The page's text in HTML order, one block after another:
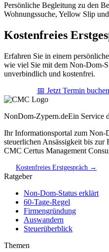
Persönliche Begleitung zu den
Wohnungssuche, Yellow Slip
Kostenfreies
Erfahren Sie in einem
wie viel Sie mit dem Non-Dom-
unverbindlich und kostenfrei.
📅 Jetzt Termin buchen
NonDom-Zypern.deEin Service
Ihr Informationsportal zum Non-
steuerlichen Ansässigkeit bis
CMC Certus Management
Kostenfreies Erstgespräch →
Ratgeber
Non-Dom-Status erklärt
60-Tage-Regel
Firmengründung
Auswandern
Steuerüberblick
Themen